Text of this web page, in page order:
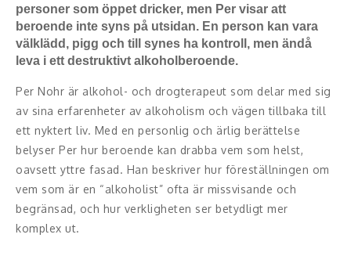
Workshopledare, facilitator
Radio och TV-profiler
Underhållning och event
Event
Humoristiska föredrag
Ljus och belysning
Komiker
personer som öppet dricker, men Per visar att
beroende inte syns på utsidan. En person kan vara
välklädd, pigg och till synes ha kontroll, men ändå
leva i ett destruktivt alkoholberoende.
Per Nohr är alkohol- och drogterapeut som delar med sig
av sina erfarenheter av alkoholism och vägen tillbaka till
ett nyktert liv. Med en personlig och ärlig berättelse
belyser Per hur beroende kan drabba vem som helst,
oavsett yttre fasad. Han beskriver hur föreställningen om
vem som är en “alkoholist” ofta är missvisande och
begränsad, och hur verkligheten ser betydligt mer
komplex ut.